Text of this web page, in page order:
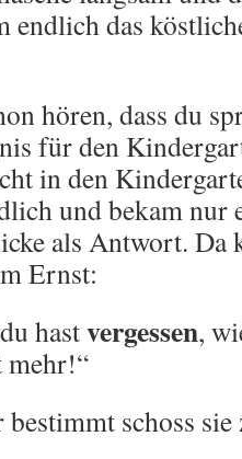
endlich das
hören, dass du
für den
in den
und bekam nur
als Antwort. Da
Ernst:
hastvergessen,
mehr!“
schoss